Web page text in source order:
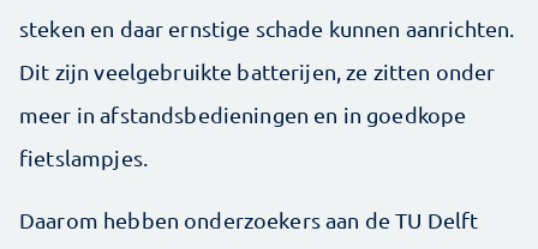
steken en daar ernstige schade kunnen aanrichten.
Dit zijn veelgebruikte batterijen, ze zitten onder
meer in afstandsbedieningen en in goedkope
fietslampjes.
Daarom hebben onderzoekers aan de TU Delft